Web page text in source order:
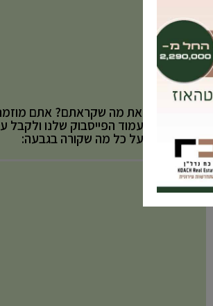
אהבתם את מה שקראתם? אתם
לעקוב אחר עמוד הפייסבוק שלנו ולקבל
באופן שוטף על כל מה שקורה בגבעה: